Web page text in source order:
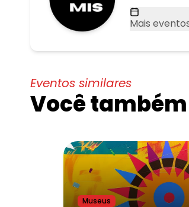
Mais
Eventos similares
Você
Museus